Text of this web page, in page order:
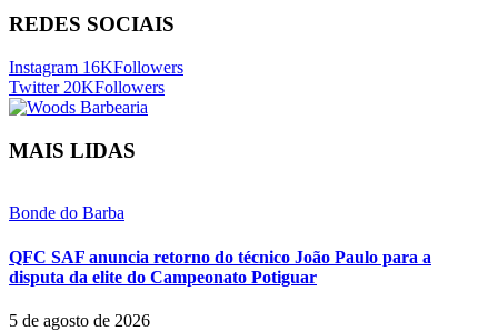
REDES SOCIAIS
Instagram 16KFollowers
Twitter 20KFollowers
MAIS LIDAS
Bonde do Barba
QFC SAF anuncia retorno do técnico João Paulo para a
disputa da elite do Campeonato Potiguar
5 de agosto de 2026